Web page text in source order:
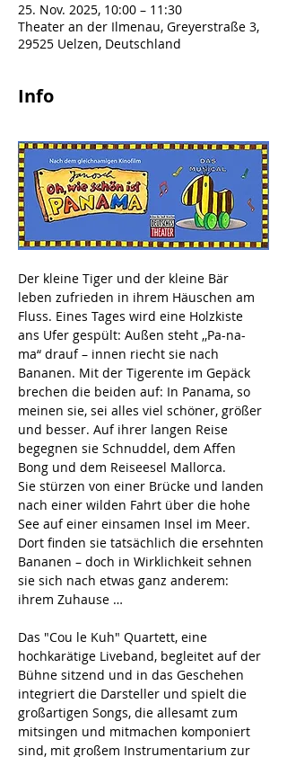
25. Nov. 2025, 10:00 – 11:30
Theater an der Ilmenau, Greyerstraße 3,
29525 Uelzen, Deutschland
Info
Der kleine Tiger und der kleine Bär
leben zufrieden in ihrem Häuschen am
Fluss. Eines Tages wird eine Holzkiste
ans Ufer gespült: Außen steht ,,Pa-na-
ma“ drauf – innen riecht sie nach
Bananen. Mit der Tigerente im Gepäck
brechen die beiden auf: In Panama, so
meinen sie, sei alles viel schöner, größer
und besser. Auf ihrer langen Reise
begegnen sie Schnuddel, dem Affen
Bong und dem Reiseesel Mallorca.
Sie stürzen von einer Brücke und landen
nach einer wilden Fahrt über die hohe
See auf einer einsamen Insel im Meer.
Dort finden sie tatsächlich die ersehnten
Bananen – doch in Wirklichkeit sehnen
sie sich nach etwas ganz anderem:
ihrem Zuhause …
Das "Cou le Kuh" Quartett, eine
hochkarätige Liveband, begleitet auf der
Bühne sitzend und in das Geschehen
integriert die Darsteller und spielt die
großartigen Songs, die allesamt zum
mitsingen und mitmachen komponiert
sind, mit großem Instrumentarium zur